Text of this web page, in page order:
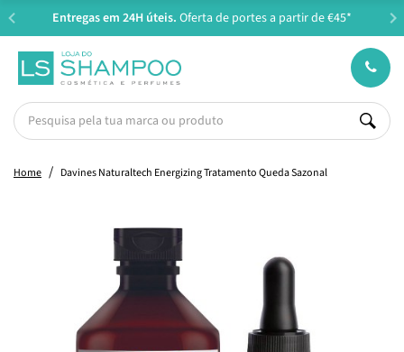
Entregas em 24H úteis. Oferta de portes a partir de €45*
Home Davines Naturaltech Energizing Tratamento Queda Sazonal